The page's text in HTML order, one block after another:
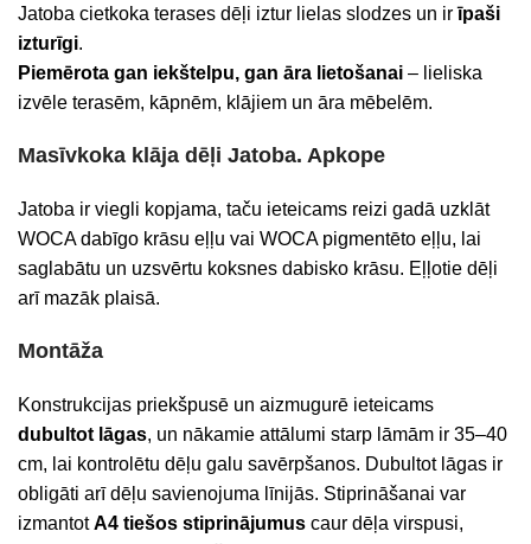
Jatoba cietkoka terases dēļi iztur lielas slodzes un irīpaši
izturīgi.
Piemērota gan iekštelpu, gan āra lietošanai – lieliska
izvēle terasēm, kāpnēm, klājiem un āra mēbelēm.
Masīvkoka klāja dēļi Jatoba. Apkope
Jatoba ir viegli kopjama, taču ieteicams reizi gadā uzklāt
WOCA dabīgo krāsu eļļu vai WOCA pigmentēto eļļu, lai
saglabātu un uzsvērtu koksnes dabisko krāsu. Eļļotie dēļi
arī mazāk plaisā.
Montāža
Konstrukcijas priekšpusē un aizmugurē ieteicams
dubultot lāgas, un nākamie attālumi starp lāmām ir 35–40
cm, lai kontrolētu dēļu galu savērpšanos. Dubultot lāgas ir
obligāti arī dēļu savienojuma līnijās. Stiprināšanai var
izmantotA4 tiešos stiprinājumus caur dēļa virspusi,